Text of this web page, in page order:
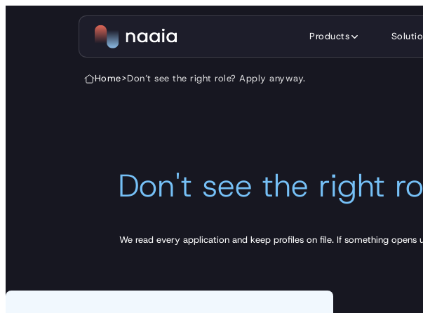
Skip to content
Products
Home>Don’t see the right role? Apply anyway.
Don't see the right
We read every application and keep profiles on file. If something